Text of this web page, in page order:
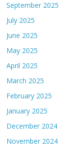
September 2025
July 2025
June 2025
May 2025
April 2025
March 2025
February 2025
January 2025
December 2024
November 2024